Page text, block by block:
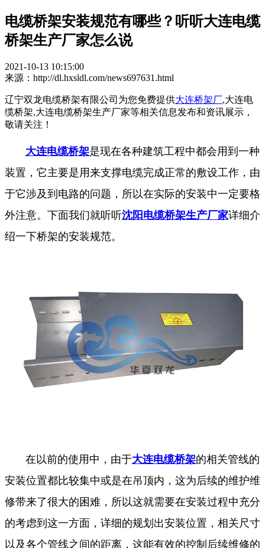
电缆桥架安装规范有哪些？听听大连电缆
桥架生产厂家怎么说
2021-10-13 10:15:00
来源：http://dl.hxsldl.com/news697631.html
辽宁双龙电缆桥架有限公司为您免费提供大连桥架厂,大连电
缆桥架,大连电缆桥架生产厂家等相关信息发布和资讯展示，
敬请关注！
大连电缆桥架是现在各种建筑工程中都会用到一种
装置，它主要是用来支撑电缆完成正常的敷设工作，由
于它涉及到电路的问题，所以在实际的安装中一定要格
外注意。下面我们就听听沈阳电缆桥架生产厂家详细介
绍一下桥架的安装规范。
在以前的使用中，由于大连电缆桥架的相关管线的
安装位置都比较集中或是在吊顶内，这为后续的维护维
修带来了很大的困难，所以这就需要在安装过程中充分
的考虑到这一方面，详细的规划出安装位置，相关尺寸
以及各个管线之间的距离，这能有效的控制后续维修的